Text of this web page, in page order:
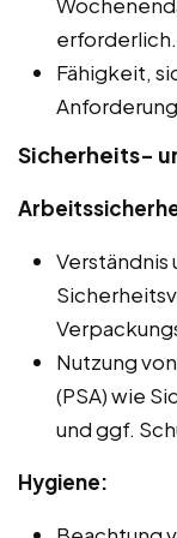
erforderlich.
Fähigkeit,
Sicherheits-
Verständnis
Nutzung
(PSA) wie
und ggf.
Hygiene: